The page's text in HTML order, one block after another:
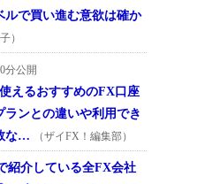
ルで買い進む意欲は確か
）
分公開
えるおすすめのFX口座
ランとの違いや利用でき
な…
（ザイFX！編集部）
紹介している全FX会社